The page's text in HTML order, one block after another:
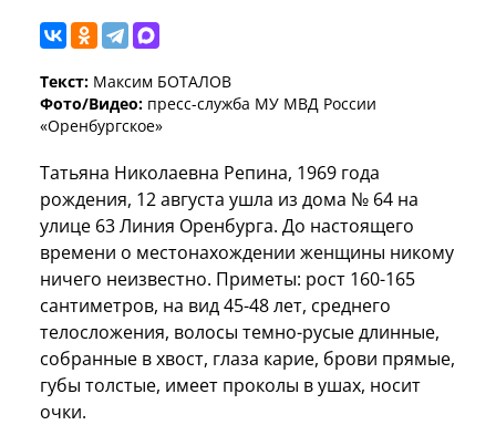
Текст: Максим БОТАЛОВ
Фото/Видео: пресс-служба МУ МВД России
«Оренбургское»
Татьяна Николаевна Репина, 1969 года
рождения, 12 августа ушла из дома № 64 на
улице 63 Линия Оренбурга. До настоящего
времени о местонахождении женщины никому
ничего неизвестно. Приметы: рост 160-165
сантиметров, на вид 45-48 лет, среднего
телосложения, волосы темно-русые длинные,
собранные в хвост, глаза карие, брови прямые,
губы толстые, имеет проколы в ушах, носит
очки.